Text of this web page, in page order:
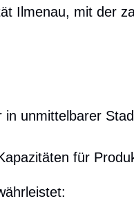
Ilmenau, mit der
unmittelbarer
für